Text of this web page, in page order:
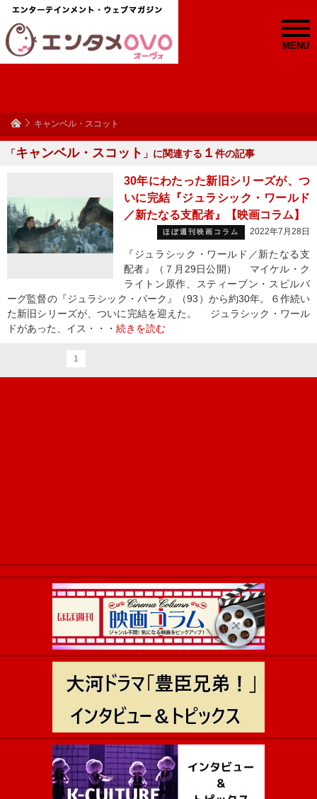
MENU
キャンベル・スコット
「キャンベル・スコット 」に関連する １ 件の記事
30年にわたった新旧シリーズが、つ
いに完結『ジュラシック・ワールド
／新たなる支配者』【映画コラム】
ほぼ週刊映画コラム 2022年7月28日
『ジュラシック・ワールド／新たなる支
配者』（７月29日公開） マイケル・ク
ライトン原作、スティーブン・スピルバ
ーグ監督の『ジュラシック・パーク』（93）から約30年。６作続い
た新旧シリーズが、ついに完結を迎えた。 ジュラシック・ワール
ドがあった、イス・・・ 続きを読む
1